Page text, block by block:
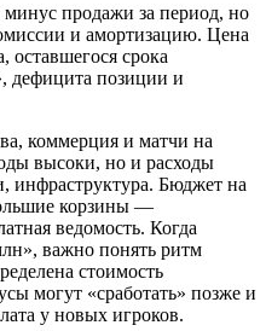
продажи за период, но
и амортизацию. Цена
оставшегося срока
дефицита позиции и
коммерция и матчи на
высоки, но и расходы
инфраструктура. Бюджет на
корзины —
ведомость. Когда
важно понять ритм
стоимость
могут «сработать» позже и
у новых игроков.